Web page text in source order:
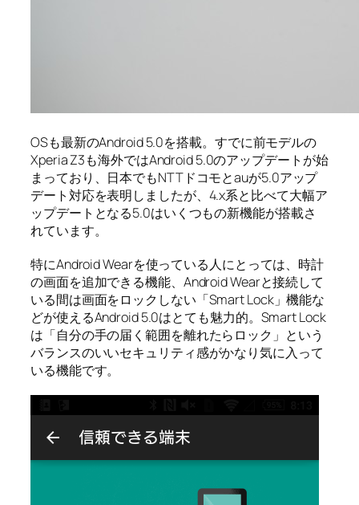
OSも最新のAndroid 5.0を搭載。すでに前モデルの
Xperia Z3も海外ではAndroid 5.0のアップデートが始
まっており、日本でもNTTドコモとauが5.0アップ
デート対応を表明しましたが、4.x系と比べて大幅ア
ップデートとなる5.0はいくつもの新機能が搭載さ
れています。
特にAndroid Wearを使っている人にとっては、時計
の画面を追加できる機能、Android Wearと接続して
いる間は画面をロックしない「Smart Lock」機能な
どが使えるAndroid 5.0はとても魅力的。Smart Lock
は「自分の手の届く範囲を離れたらロック」という
バランスのいいセキュリティ感がかなり気に入って
いる機能です。